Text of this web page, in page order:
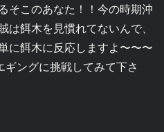
そこのあなた！！今の時期沖
餌木を見慣れてないんで、
に餌木に反応しますよ〜〜〜
ングに挑戦してみて下さ